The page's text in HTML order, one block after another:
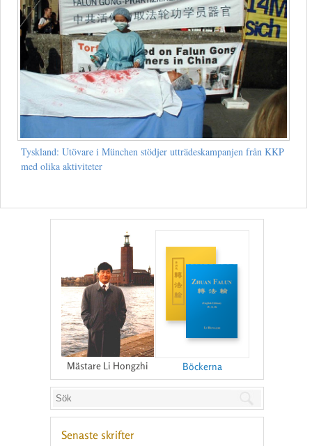
Tyskland: Utövare i München stödjer utträdeskampanjen från KKP
med olika aktiviteter
Mästare Li Hongzhi Böckerna
Senaste skrifter